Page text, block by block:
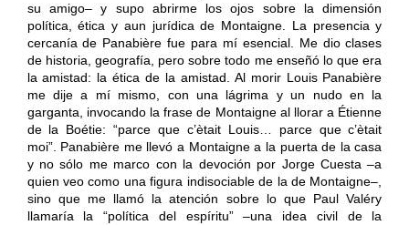
su amigo– y supo abrirme los ojos sobre la dimensión
política, ética y aun jurídica de Montaigne. La presencia y
cercanía de Panabière fue para mí esencial. Me dio clases
de historia, geografía, pero sobre todo me enseñó lo que era
la amistad: la ética de la amistad. Al morir Louis Panabière
me dije a mí mismo, con una lágrima y un nudo en la
garganta, invocando la frase de Montaigne al llorar a Étienne
de la Boétie: “parce que c’ètait Louis… parce que c’ètait
moi”. Panabière me llevó a Montaigne a la puerta de la casa
y no sólo me marco con la devoción por Jorge Cuesta –a
quien veo como una figura indisociable de la de Montaigne–,
sino que me llamó la atención sobre lo que Paul Valéry
llamaría la “política del espíritu” –una idea civil de la